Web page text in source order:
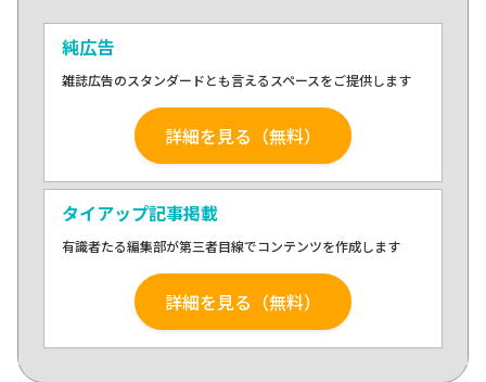
純広告
雑誌広告のスタンダードとも言えるスペースをご提供します
詳細を見る（無料）
タイアップ記事掲載
有識者たる編集部が第三者目線でコンテンツを作成します
詳細を見る（無料）